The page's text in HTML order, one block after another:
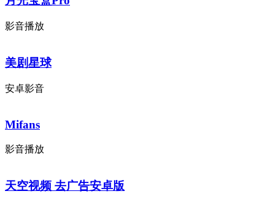
影音播放
美剧星球
安卓影音
Mifans
影音播放
天空视频 去广告安卓版